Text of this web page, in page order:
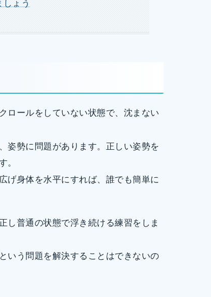
ょう
ロールをしていない状態で、沈まない
姿勢に問題があります。正しい姿勢を
。
げ身体を水平にすれば、誰でも簡単に
し普通の状態で浮き続ける練習をしま
いう問題を解決することはできないの